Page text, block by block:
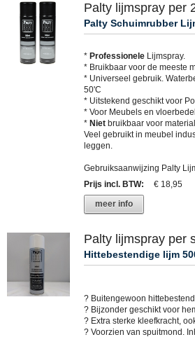
Palty lijmspray per
Palty Schuimrubber
* Professionele Lijmspray.
* Bruikbaar voor de meeste
* Universeel gebruik.
50'C
* Uitstekend geschikt voor
* Voor Meubels en
* Niet bruikbaar voor
Veel gebruikt in meubel
leggen.
Gebruiksaanwijzing Palty
Prijs incl. BTW:
€ 18,95
meer info
Palty lijmspray per
Hittebestendige lijm
? Buitengewoon
? Bijzonder geschikt voor
? Extra sterke kleefkracht,
? Voorzien van spuitmond.